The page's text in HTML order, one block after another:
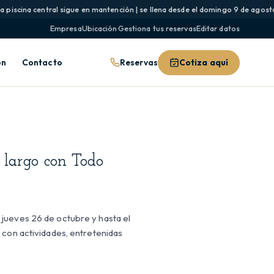
piscina central sigue en mantención | se llena desde el domingo 9 de
EmpresaUbicación·Gestiona tus reservasEditar datos
Contacto Reservas Cotiza aquí
con Todo
jueves 26 de octubre y hasta el
actividades, entretenidas